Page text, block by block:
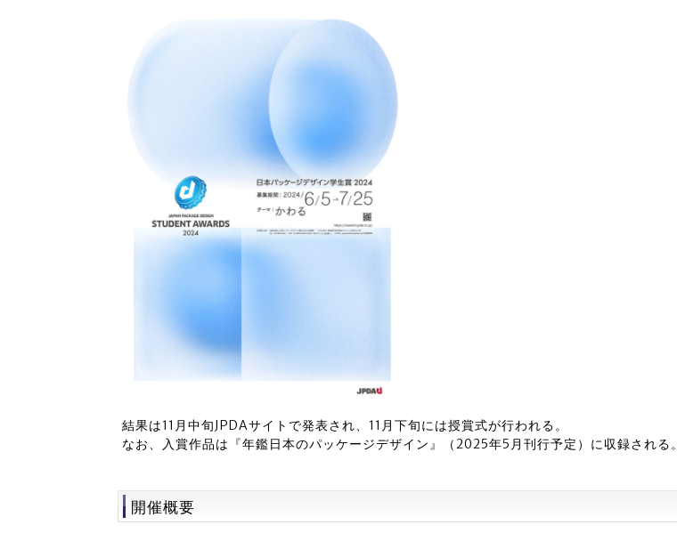
結果は11月中旬JPDAサイトで発表され、11月下旬には授賞式が行われる。
なお、入賞作品は『年鑑日本のパッケージデザイン』（2025年5月刊行予定）に収録される。
開催概要